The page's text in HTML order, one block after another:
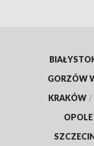
GORZÓW
KRAKÓW /
OPOLE